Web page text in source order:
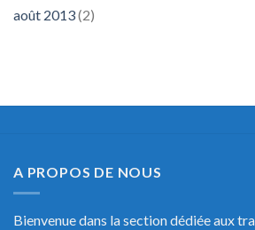
août 2013(2)
A PROPOS DE NOUS
Bienvenue dans la section dédiée aux